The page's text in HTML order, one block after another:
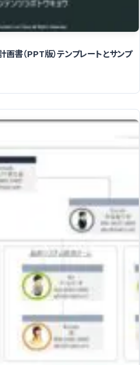
書（PPT版）テンプレートとサンプ